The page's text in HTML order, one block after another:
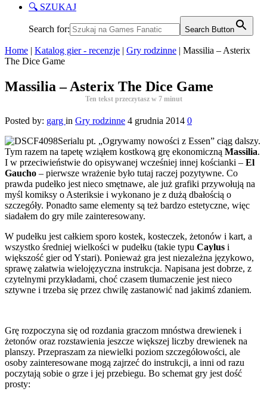
🔍 SZUKAJ
Search for: Search Button
Home | Katalog gier - recenzje | Gry rodzinne | Massilia – Asterix
The Dice Game
Massilia – Asterix The Dice Game
Ten tekst przeczytasz w 7 minut
Posted by: garg in Gry rodzinne 4 grudnia 2014 0
Serialu pt. „Ogrywamy nowości z Essen” ciąg dalszy.
Tym razem na tapetę wziąłem kostkową grę ekonomiczną Massilia.
I w przeciwieństwie do opisywanej wcześniej innej kościanki – El
Gaucho – pierwsze wrażenie było tutaj raczej pozytywne. Co
prawda pudełko jest nieco smętnawe, ale już grafiki przywołują na
myśl komiksy o Asteriksie i wykonano je z dużą dbałością o
szczegóły. Ponadto same elementy są też bardzo estetyczne, więc
siadałem do gry mile zainteresowany.
W pudełku jest całkiem sporo kostek, kosteczek, żetonów i kart, a
wszystko średniej wielkości w pudełku (takie typu Caylus i
większość gier od Ystari). Ponieważ gra jest niezależna językowo,
sprawę załatwia wielojęzyczna instrukcja. Napisana jest dobrze, z
czytelnymi przykładami, choć czasem tłumaczenie jest nieco
sztywne i trzeba się przez chwilę zastanowić nad jakimś zdaniem.
Grę rozpoczyna się od rozdania graczom mnóstwa drewienek i
żetonów oraz rozstawienia jeszcze większej liczby drewienek na
planszy. Przepraszam za niewielki poziom szczegółowości, ale
osoby zainteresowane mogą zajrzeć do instrukcji, a inni od razu
poczytają sobie o grze i jej przebiegu. Bo schemat gry jest dość
prosty: